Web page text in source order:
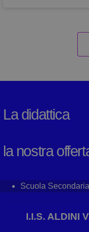
La didattica
la nostra
Scuola
I.I.S. ALDINI